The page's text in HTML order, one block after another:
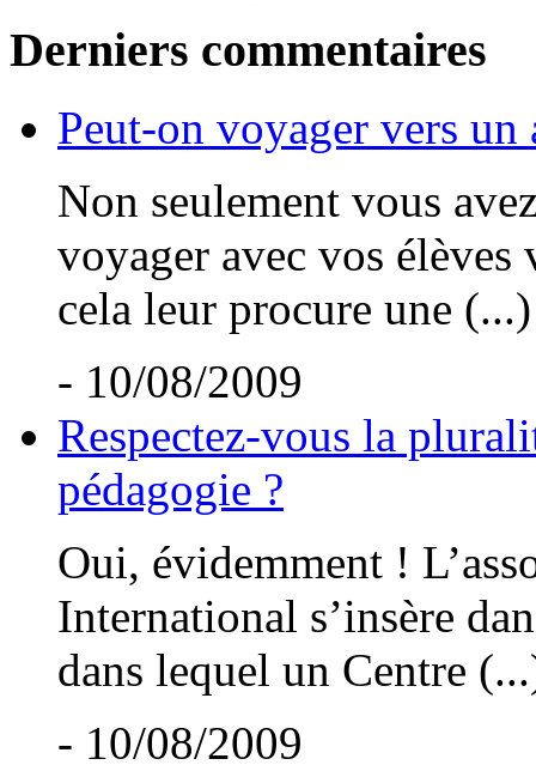
Derniers commentaires
Peut-on voyager vers un
Non seulement vous
voyager avec vos élèves
cela leur procure une (...)
- 10/08/2009
Respectez-vous la
pédagogie ?
Oui, évidemment !
International s’insère
dans lequel un Centre
- 10/08/2009